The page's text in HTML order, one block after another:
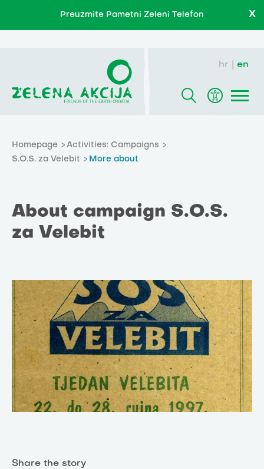
Preuzmite Pametni Zeleni Telefon X
hr en
Homepage
Activities: Campaigns
S.O.S. za Velebit
More about
About campaign S.O.S.
za Velebit
Share the story